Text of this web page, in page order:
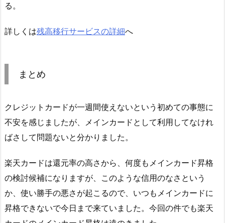
る。
詳しくは残高移行サービスの詳細へ
まとめ
クレジットカードが一週間使えないという初めての事態に
不安を感じましたが、メインカードとして利用してなけれ
ばさして問題ないと分かりました。
楽天カードは還元率の高さから、何度もメインカード昇格
の検討候補になりますが、このような信用のなさという
か、使い勝手の悪さが起こるので、いつもメインカードに
昇格できないで今日まで来ていました。今回の件でも楽天